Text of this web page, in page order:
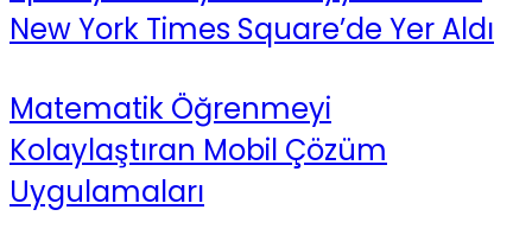
New York Times Square’de Yer Aldı
Matematik Öğrenmeyi
Kolaylaştıran Mobil Çözüm
Uygulamaları